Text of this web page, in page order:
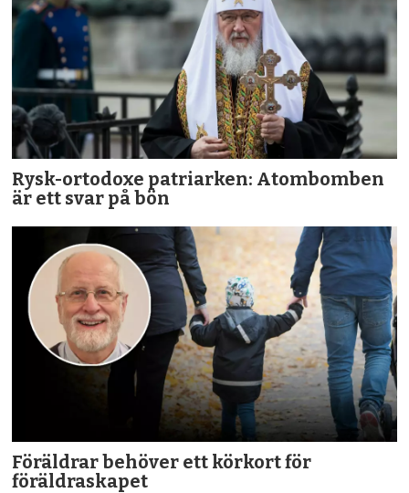
Rysk-ortodoxe patriarken: Atombomben
är ett svar på bön
Föräldrar behöver ett körkort för
föräldraskapet